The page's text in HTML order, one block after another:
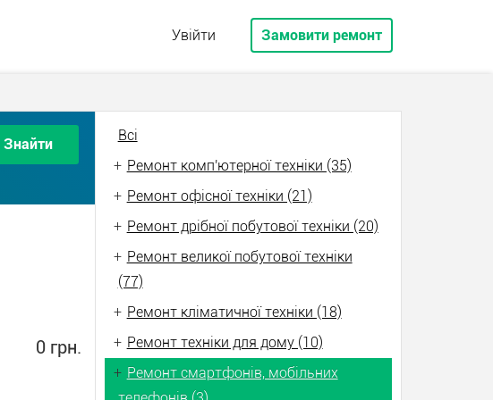
Увійти Замовити ремонт
Знайти
0 грн.
Всі
+ Ремонт комп'ютерної техніки (35)
+ Ремонт офісної техніки (21)
+ Ремонт дрібної побутової техніки (20)
+ Ремонт великої побутової техніки
(77)
+ Ремонт кліматичної техніки (18)
+ Ремонт техніки для дому (10)
+ Ремонт смартфонів, мобільних